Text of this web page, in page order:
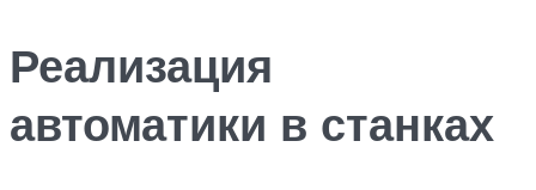
Реализация
автоматики в станках